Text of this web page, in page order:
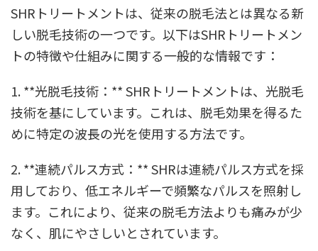
SHRトリートメントは、従来の脱毛法とは異なる新
しい脱毛技術の一つです。以下はSHRトリートメン
トの特徴や仕組みに関する一般的な情報です：
1. **光脱毛技術：** SHRトリートメントは、光脱毛
技術を基にしています。これは、脱毛効果を得るた
めに特定の波長の光を使用する方法です。
2. **連続パルス方式：** SHRは連続パルス方式を採
用しており、低エネルギーで頻繁なパルスを照射し
ます。これにより、従来の脱毛方法よりも痛みが少
なく、肌にやさしいとされています。